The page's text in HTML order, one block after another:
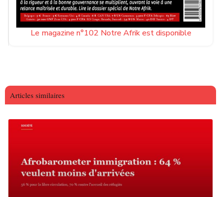
Le magazine n°102 Notre Afrik est disponible
Articles similaires